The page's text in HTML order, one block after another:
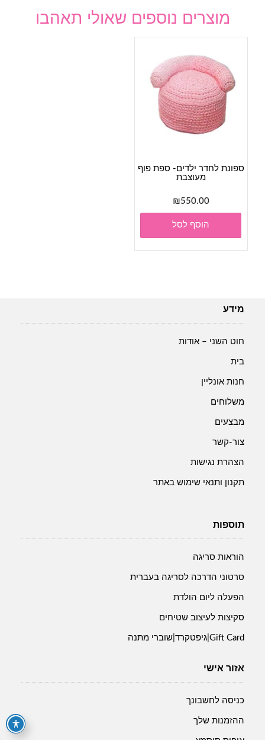
מוצרים נוספים שאולי תאהבו
ספונת לחדר ילדים- ספת פוף
מעוצבת
₪550.00
הוסף לסל
מידע
חוט השני – אודות
בית
חנות אונליין
משלוחים
מבצעים
צור-קשר
הצהרת נגישות
תקנון ותנאי שימוש באתר
תוספות
הוראות סריגה
סרטוני הדרכה לסריגה בעברית
הפעלה ליום הולדת
סקיצות לעיצוב שטיחים
Gift Card|גיפטקרד|שוברי מתנה
אזור אישי
כניסה לחשבונך
ההזמנות שלך